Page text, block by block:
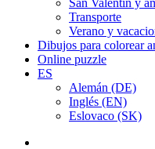
San Valentín y
Transporte
Verano y
Dibujos para colorear
Online puzzle
ES
Alemán (DE)
Inglés (EN)
Eslovaco (SK)